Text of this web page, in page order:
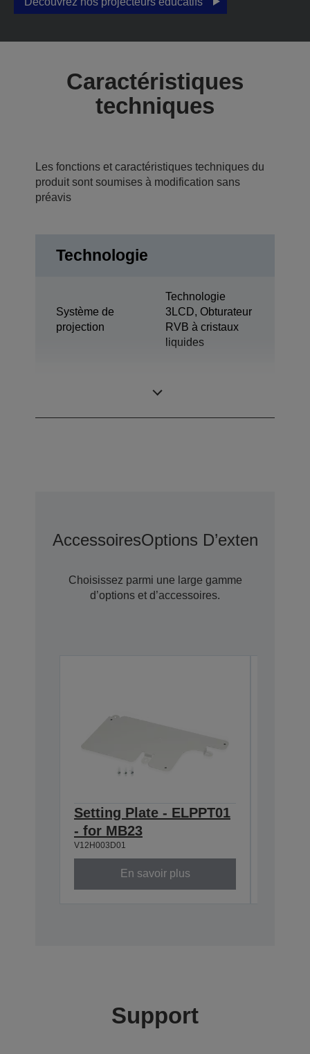
Caractéristiques
techniques
Les fonctions et caractéristiques techniques du
produit sont soumises à modification sans
préavis
Technologie
Système de
projection
Technologie
3LCD, Obturateur
RVB à cristaux
liquides
AccessoiresOptions D’extension
Choisissez parmi une large gamme
d’options et d’accessoires.
Setting Plate - ELPPT01
- for MB23
V12H003D01
En savoir plus
Support